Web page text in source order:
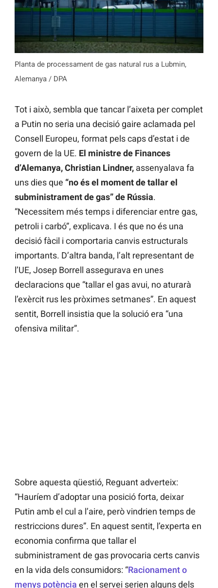
Planta de processament de gas natural rus a Lubmin,
Alemanya / DPA
Tot i això, sembla que tancar l’aixeta per complet
a Putin no seria una decisió gaire aclamada pel
Consell Europeu, format pels caps d’estat i de
govern de la UE. El ministre de Finances
d’Alemanya, Christian Lindner, assenyalava fa
uns dies que “no és el moment de tallar el
subministrament de gas” de Rússia.
“Necessitem més temps i diferenciar entre gas,
petroli i carbó”, explicava. I és que no és una
decisió fàcil i comportaria canvis estructurals
importants. D’altra banda, l’alt representant de
l’UE, Josep Borrell assegurava en unes
declaracions que “tallar el gas avui, no aturarà
l’exèrcit rus les pròximes setmanes”. En aquest
sentit, Borrell insistia que la solució era “una
ofensiva militar”.
Sobre aquesta qüestió, Reguant adverteix:
“Hauríem d’adoptar una posició forta, deixar
Putin amb el cul a l’aire, però vindrien temps de
restriccions dures”. En aquest sentit, l’experta en
economia confirma que tallar el
subministrament de gas provocaria certs canvis
en la vida dels consumidors: “Racionament o
menys potència en el servei serien alguns dels